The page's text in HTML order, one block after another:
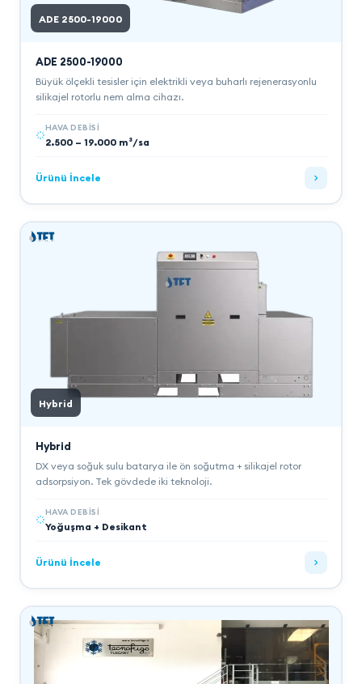
ADE 2500-19000
ADE 2500-19000
Büyük ölçekli tesisler için elektrikli veya buharlı rejenerasyonlu
silikajel rotorlu nem alma cihazı.
HAVA DEBISI
2.500 – 19.000 m³/sa
Ürünü İncele
Hybrid
Hybrid
DX veya soğuk sulu batarya ile ön soğutma + silikajel rotor
adsorpsiyon. Tek gövdede iki teknoloji.
HAVA DEBISI
Yoğuşma + Desikant
Ürünü İncele